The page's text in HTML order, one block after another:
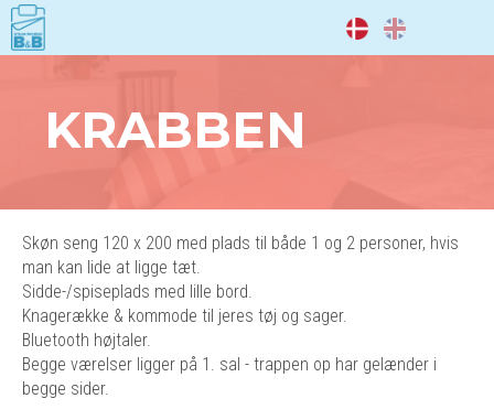
DAEN
KRABBEN
Skøn seng 120 x 200 med plads til både 1 og 2 personer, hvis
man kan lide at ligge tæt.
Sidde-/spiseplads med lille bord.
Knagerække & kommode til jeres tøj og sager.
Bluetooth højtaler.
Begge værelser ligger på 1. sal - trappen op har gelænder i
begge sider.